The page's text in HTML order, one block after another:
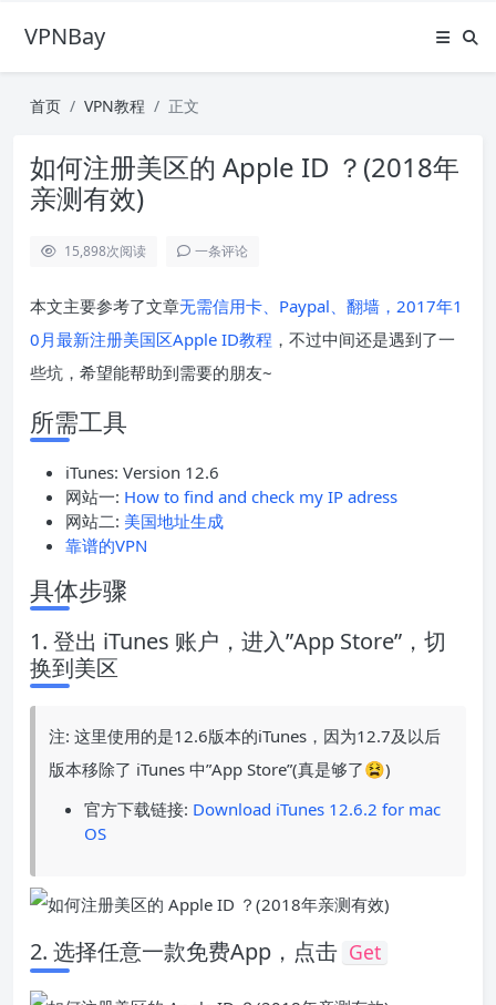
VPNBay
首页 VPN教程 正文
如何注册美区的 Apple ID ？(2018年
亲测有效)
15,898次阅读 一条评论
本文主要参考了文章无需信用卡、Paypal、翻墙，2017年1
0月最新注册美国区Apple ID教程 ，不过中间还是遇到了一
些坑，希望能帮助到需要的朋友~
所需工具
iTunes: Version 12.6
网站一: How to find and check my IP adress
网站二: 美国地址生成
靠谱的VPN
具体步骤
1. 登出 iTunes 账户，进入”App Store”，切
换到美区
注: 这里使用的是12.6版本的iTunes，因为12.7及以后
版本移除了 iTunes 中”App Store”(真是够了😫)
官方下载链接: Download iTunes 12.6.2 for mac
OS
2. 选择任意一款免费App，点击 Get